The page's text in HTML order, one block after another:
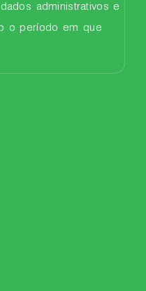
administrativos e
o período em que